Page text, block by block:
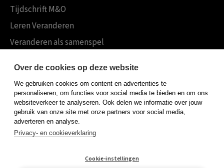
Tijdschrift M&O
Leren Veranderen
Veranderen als samenspel
Koninklijke Boom uitgevers
Boom Psychologie
Boom Hoger Onderwijs
Over de cookies op deze website
We gebruiken cookies om content en advertenties te
personaliseren, om functies voor social media te bieden en om ons
websiteverkeer te analyseren. Ook delen we informatie over jouw
gebruik van onze site met onze partners voor social media,
adverteren en analyse.
Privacy- en cookieverklaring
Cookie-instellingen